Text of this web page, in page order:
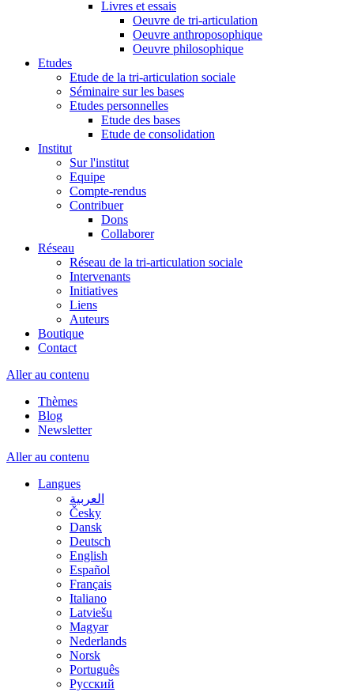
Livres et essais
Oeuvre de tri-articulation
Oeuvre anthroposophique
Oeuvre philosophique
Etudes
Etude de la tri-articulation sociale
Séminaire sur les bases
Etudes personnelles
Etude des bases
Etude de consolidation
Institut
Sur l'institut
Equipe
Compte-rendus
Contribuer
Dons
Collaborer
Réseau
Réseau de la tri-articulation sociale
Intervenants
Initiatives
Liens
Auteurs
Boutique
Contact
Aller au contenu
Thèmes
Blog
Newsletter
Aller au contenu
Langues
العربية
Česky
Dansk
Deutsch
English
Español
Français
Italiano
Latviešu
Magyar
Nederlands
Norsk
Português
Русский